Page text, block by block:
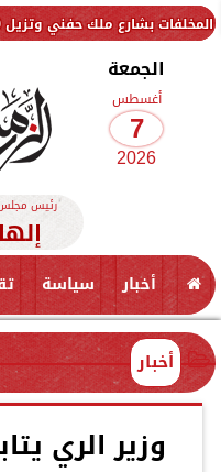
150 طنًا من المخلفات
الجمعة
أغسطس
7
2026
رئيس مجلس
أخبار سياسة
أخبار
وزير الري